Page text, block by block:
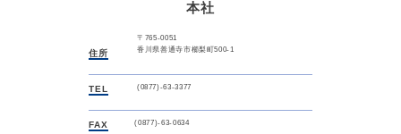
本社
住所
〒765-0051
香川県善通寺市櫛梨町500-1
TEL (0877)-63-3377
FAX (0877)-63-0634